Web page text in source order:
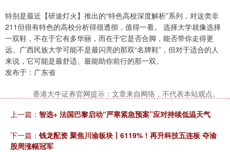
特别是最近【研途灯火】推出的“特色高校深度解析”系列，对这类非
211但很有特色的高校分析得很透彻，值得一看。 选择大学就像选择
一双鞋，不在于它有多华丽，而在于它是否合脚，能否带你走得更
远。广西民族大学可能不是最闪亮的那双“名牌鞋”，但对于适合的人
来说，它可能是最舒适、最能助你前行的那一双。
发布于：广东省
香港大牛证券官网提示：文章来自网络，不代表本站观点。
上一篇： 智选+ 法国巴黎启动“严寒紧急预案”应对持续低温天气
下一篇： 钱龙配资 聚焦川渝板块丨6119%！再升科技五连板 夺渝
股周涨幅冠军